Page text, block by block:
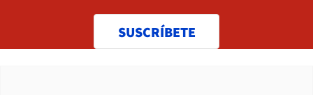
SUSCRÍBETE